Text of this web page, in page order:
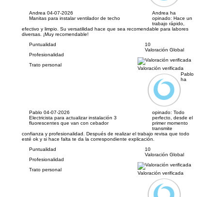
Andrea 04-07-2026
Manitas para instalar ventilador de techo
Andrea ha
opinado: Hace un
trabajo rápido,
efectivo y limpio. Su versatilidad hace que sea recomendable para labores
diversas. ¡Muy recomendable!
Puntualidad
Profesionalidad
Trato personal
10
Valoración Global
Valoración verificada
Pablo 04-07-2026
Electricista para actualizar instalación 3
fluorescentes que van con cebador
Pablo
ha
opinado: Todo
perfecto, desde el
primer momento
transmite
confianza y profesionalidad. Después de realizar el trabajo revisa que todo
esté ok y si hace falta te da la correspondiente explicación.
Puntualidad
Profesionalidad
Trato personal
10
Valoración Global
Valoración verificada